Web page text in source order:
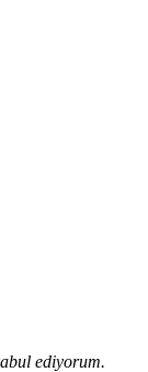
ediyorum.